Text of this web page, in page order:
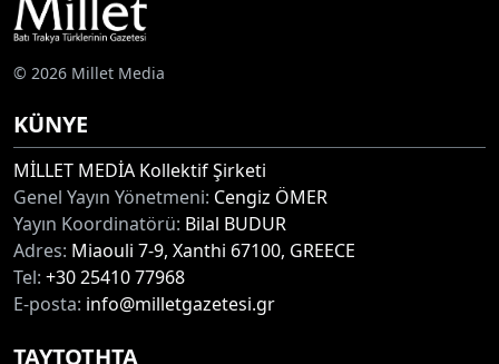
© 2026 Millet Media
KÜNYE
MİLLET MEDİA Kollektif Şirketi
Genel Yayın Yönetmeni: Cengiz ÖMER
Yayın Koordinatörü: Bilal BUDUR
Adres: Miaouli 7-9, Xanthi 67100, GREECE
Tel: +30 25410 77968
E-posta: info@milletgazetesi.gr
ΤΑΥΤΟΤΗΤΑ